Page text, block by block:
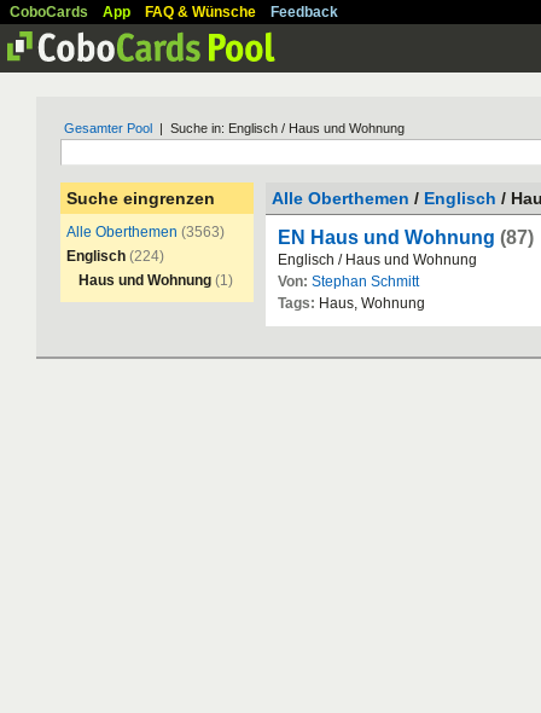
CoboCards App FAQ & Wünsche Feedback
Gesamter Pool | Suche in: Englisch / Haus und Wohnung
Suche eingrenzen
Alle Oberthemen (3563)
Englisch (224)
Haus und Wohnung (1)
Alle Oberthemen / Englisch /
EN Haus und Wohnung (87)
Englisch / Haus und Wohnung
Von: Stephan Schmitt
Tags: Haus, Wohnung